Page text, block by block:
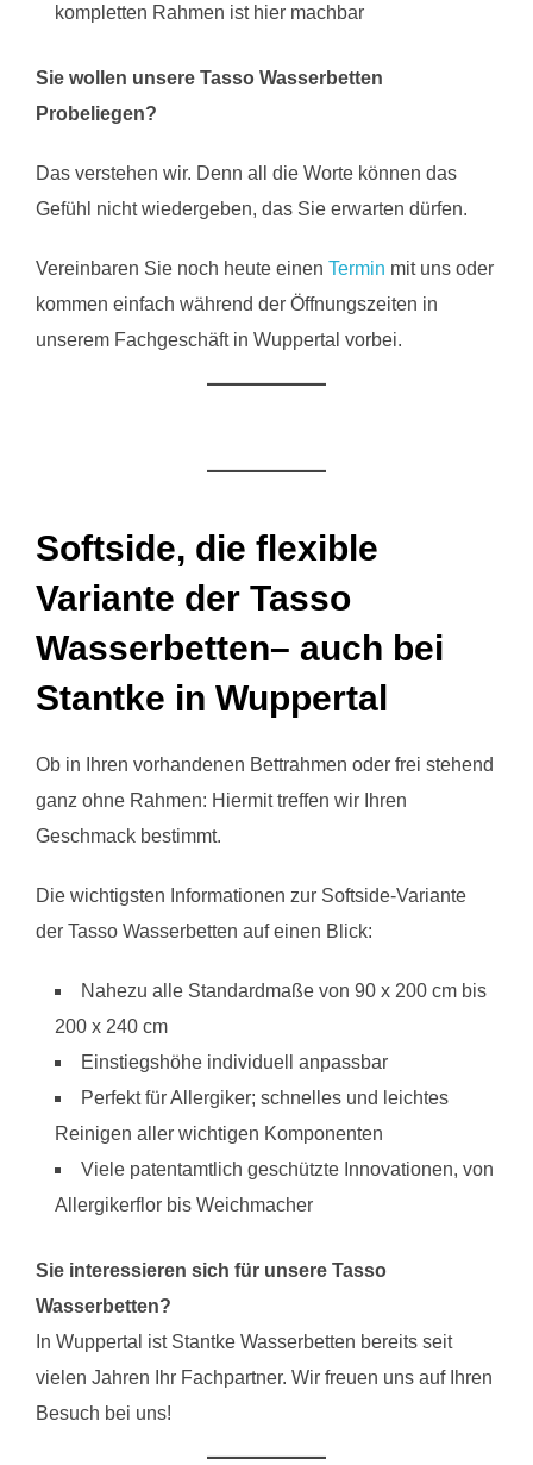
kompletten Rahmen ist hier machbar
Sie wollen unsere Tasso Wasserbetten
Probeliegen?
Das verstehen wir. Denn all die Worte können das
Gefühl nicht wiedergeben, das Sie erwarten dürfen.
Vereinbaren Sie noch heute einen Termin mit uns oder
kommen einfach während der Öffnungszeiten in
unserem Fachgeschäft in Wuppertal vorbei.
Softside, die flexible
Variante der Tasso
Wasserbetten– auch bei
Stantke in Wuppertal
Ob in Ihren vorhandenen Bettrahmen oder frei stehend
ganz ohne Rahmen: Hiermit treffen wir Ihren
Geschmack bestimmt.
Die wichtigsten Informationen zur Softside-Variante
der Tasso Wasserbetten auf einen Blick:
Nahezu alle Standardmaße von 90 x 200 cm bis
200 x 240 cm
Einstiegshöhe individuell anpassbar
Perfekt für Allergiker; schnelles und leichtes
Reinigen aller wichtigen Komponenten
Viele patentamtlich geschützte Innovationen, von
Allergikerflor bis Weichmacher
Sie interessieren sich für unsere Tasso
Wasserbetten?
In Wuppertal ist Stantke Wasserbetten bereits seit
vielen Jahren Ihr Fachpartner. Wir freuen uns auf Ihren
Besuch bei uns!